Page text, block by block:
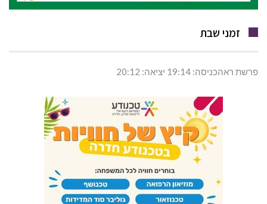
זמני שבת
פרשת ראהכניסה: 19:14 יציאה: 20:12